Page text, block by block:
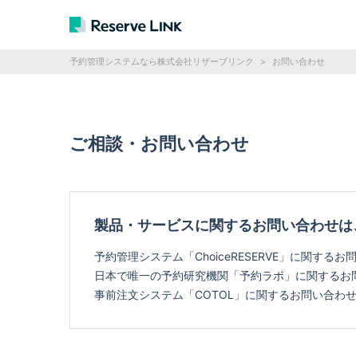
予約管理システムなら株式会社リザーブリンク > お問い合わせ
ご相談・お問い合わせ
製品・サービスに関するお問い合わせ
予約管理システム「ChoiceRESERVE」に関するお
日本で唯一の予約研究機関「予約ラボ」に関する
事前注文システム「COTOL」に関するお問い合わ